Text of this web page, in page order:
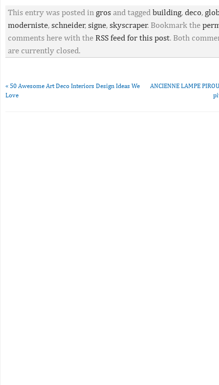
This entry was posted in gros and tagged building, deco,
moderniste, schneider, signe, skyscraper. Bookmark the
comments here with the RSS feed for this post. Both
are currently closed.
« 50 Awesome Art Deco Interiors Design Ideas We
Love
ANCIENNE LAMPE